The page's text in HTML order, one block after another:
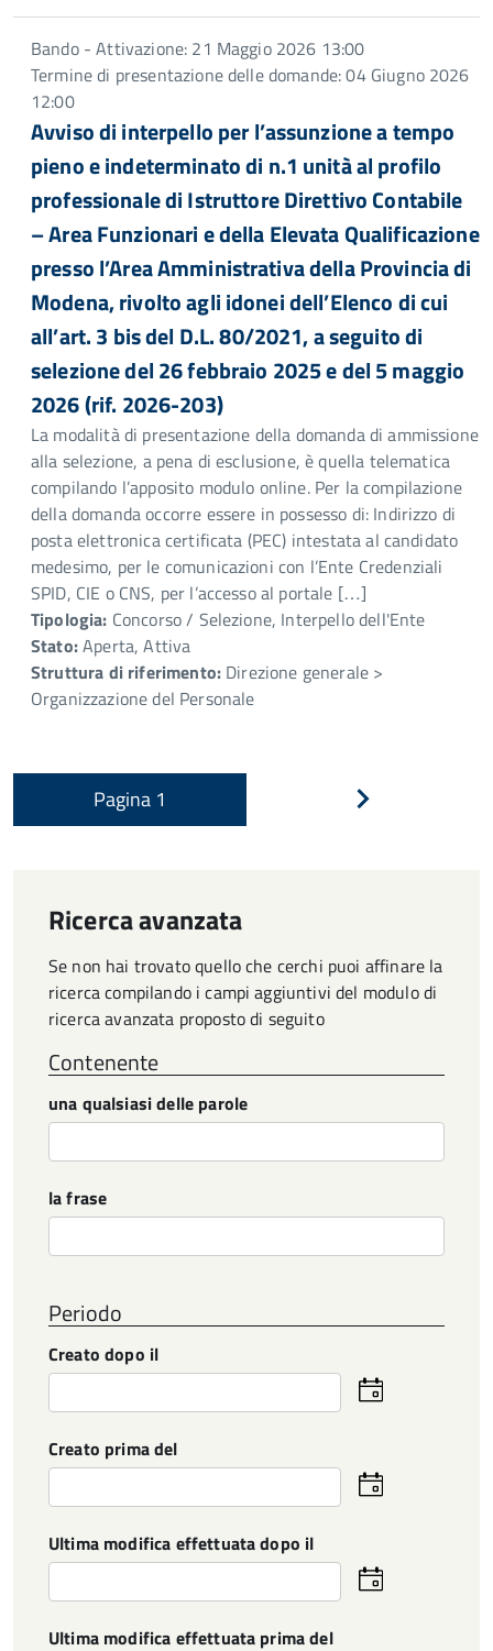
Bando - Attivazione: 21 Maggio 2026 13:00
Termine di presentazione delle domande: 04 Giugno 2026
12:00
Avviso di interpello per l’assunzione a tempo
pieno e indeterminato di n.1 unità al profilo
professionale di Istruttore Direttivo Contabile
– Area Funzionari e della Elevata Qualificazione
presso l’Area Amministrativa della Provincia di
Modena, rivolto agli idonei dell’Elenco di cui
all’art. 3 bis del D.L. 80/2021, a seguito di
selezione del 26 febbraio 2025 e del 5 maggio
2026 (rif. 2026-203)
La modalità di presentazione della domanda di ammissione
alla selezione, a pena di esclusione, è quella telematica
compilando l’apposito modulo online. Per la compilazione
della domanda occorre essere in possesso di: Indirizzo di
posta elettronica certificata (PEC) intestata al candidato
medesimo, per le comunicazioni con l’Ente Credenziali
SPID, CIE o CNS, per l’accesso al portale […]
Tipologia: Concorso / Selezione, Interpello dell'Ente
Stato:Aperta, Attiva
Struttura di riferimento: Direzione generale >
Organizzazione del Personale
Pagina 1
Ricerca avanzata
Se non hai trovato quello che cerchi puoi affinare la
ricerca compilando i campi aggiuntivi del modulo di
ricerca avanzata proposto di seguito
Contenente
una qualsiasi delle parole
la frase
Periodo
Creato dopo il
Seleziona
la
Creato prima del
Seleziona
la
Ultima modifica effettuata dopo il
Seleziona
la
Ultima modifica effettuata prima del